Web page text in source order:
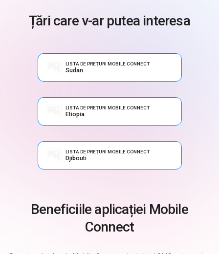
Țări care v-ar putea interesa
LISTA DE PREȚURI MOBILE CONNECT
Sudan
LISTA DE PREȚURI MOBILE CONNECT
Etiopia
LISTA DE PREȚURI MOBILE CONNECT
Djibouti
Beneficiile aplicației Mobile
Connect